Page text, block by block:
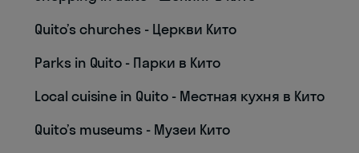
Quito’s churches - Церкви Кито
Parks in Quito - Парки в Кито
Local cuisine in Quito - Местная кухня в Кито
Quito’s museums - Музеи Кито